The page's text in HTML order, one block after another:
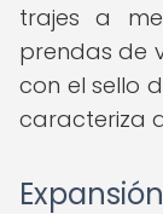
trajes a
prendas de
con el sello
caracteriza